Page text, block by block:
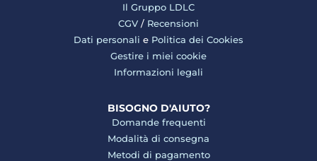
Il Gruppo LDLC
CGV / Recensioni
Dati personali e Politica dei Cookies
Gestire i miei cookie
Informazioni legali
BISOGNO D'AIUTO?
Domande frequenti
Modalità di consegna
Metodi di pagamento